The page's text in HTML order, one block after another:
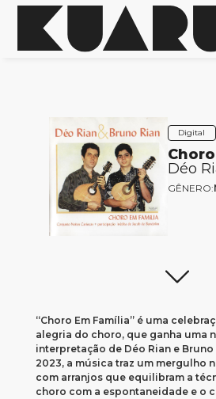
Digital
Déo
GÊNERO:
“Choro Em Família” é uma
alegria do choro, que ganha uma
interpretação de Déo Rian e Bruno
2023, a música traz um mergulho
com arranjos que equilibram a
choro com a espontaneidade e o